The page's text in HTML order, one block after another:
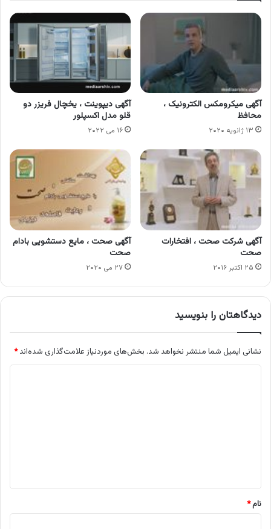
آگهی میکرومکس الکترونیک ،
محافظ
۱۳ ژانویه ۲۰۲۰
آگهی دیپوینت ، یخچال فریزر دو
قلو مدل اکسپلور
۱۶ می ۲۰۲۲
آگهی شرکت صحت ، افتخارات
صحت
۲۵ اکتبر ۲۰۱۶
آگهی صحت ، مایع دستشویی بادام
صحت
۲۷ می ۲۰۲۰
دیدگاهتان را بنویسید
نشانی ایمیل شما منتشر نخواهد شد. بخش‌های موردنیاز علامت‌گذاری شده‌اند*
نام*